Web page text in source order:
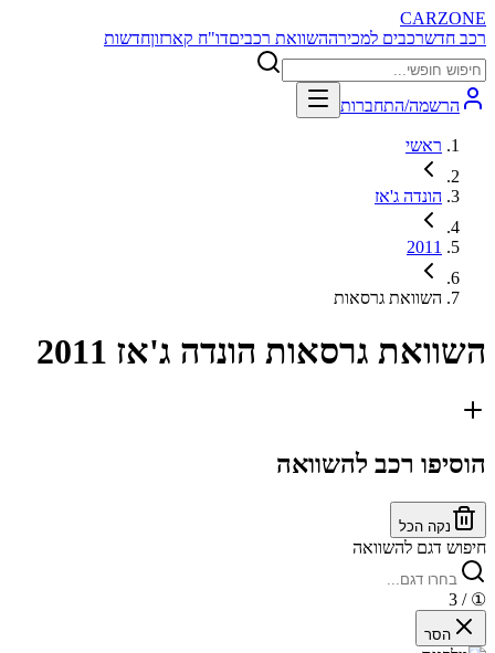
CARZONE
רכב חדשרכבים למכירההשוואת רכביםדו"ח קארזוןחדשות
הרשמה/התחברות
ראשי
הונדה ג'אז
2011
השוואת גרסאות
השוואת גרסאות הונדה ג'אז 2011
הוסיפו רכב להשוואה
נקה הכל
חיפוש דגם להשוואה
①
/ 3
הסר